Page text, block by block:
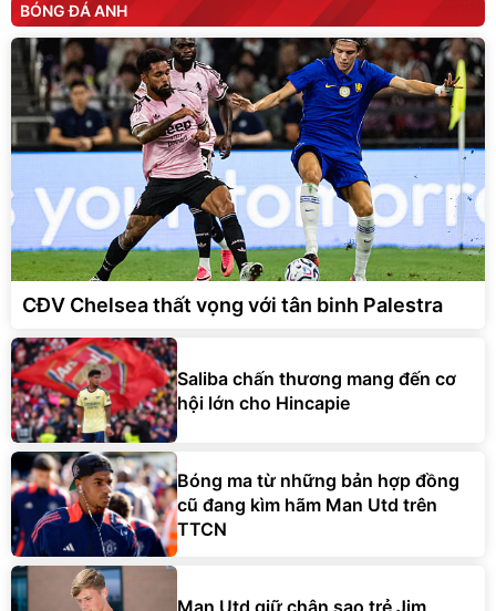
BÓNG ĐÁ ANH
CĐV Chelsea thất vọng với tân binh Palestra
Saliba chấn thương mang đến cơ
hội lớn cho Hincapie
Bóng ma từ những bản hợp đồng
cũ đang kìm hãm Man Utd trên
TTCN
Man Utd giữ chân sao trẻ Jim